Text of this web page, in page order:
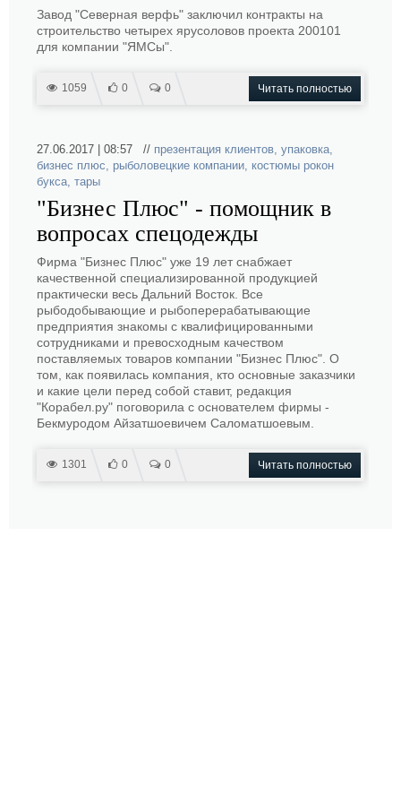
Завод "Северная верфь" заключил контракты на
строительство четырех ярусоловов проекта 200101
для компании "ЯМСы".
1059 0 0 Читать полностью
27.06.2017 | 08:57 // презентация клиентов, упаковка,
бизнес плюс, рыболовецкие компании, костюмы рокон
букса, тары
"Бизнес Плюс" - помощник в
вопросах спецодежды
Фирма "Бизнес Плюс" уже 19 лет снабжает
качественной специализированной продукцией
практически весь Дальний Восток. Все
рыбодобывающие и рыбоперерабатывающие
предприятия знакомы с квалифицированными
сотрудниками и превосходным качеством
поставляемых товаров компании "Бизнес Плюс". О
том, как появилась компания, кто основные заказчики
и какие цели перед собой ставит, редакция
"Корабел.ру" поговорила с основателем фирмы -
Бекмуродом Айзатшоевичем Саломатшоевым.
1301 0 0 Читать полностью